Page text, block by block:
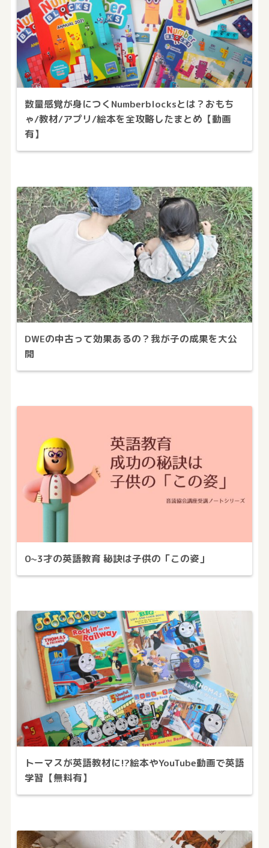
数量感覚が身につくNumberblocksとは？おもち
ゃ/教材/アプリ/絵本を全攻略したまとめ【動画
有】
DWEの中古って効果あるの？我が子の成果を大公
開
0~3才の英語教育 秘訣は子供の「この姿」
トーマスが英語教材に!?絵本やYouTube動画で英語
学習【無料有】